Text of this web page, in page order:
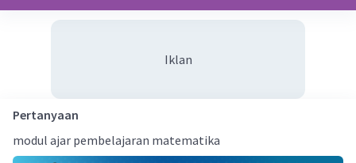
Iklan
Pertanyaan
modul ajar pembelajaran matematika